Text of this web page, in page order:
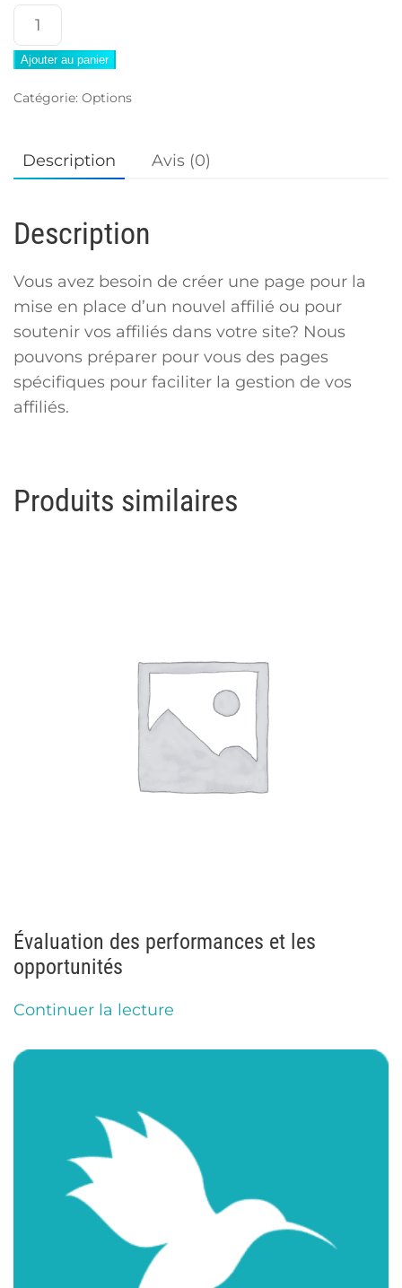
quantité
de
Pages
Web
Ajouter au panier
Catégorie: Options
Description Avis (0)
Description
Vous avez besoin de créer une page pour la
mise en place d’un nouvel affilié ou pour
soutenir vos affiliés dans votre site? Nous
pouvons préparer pour vous des pages
spécifiques pour faciliter la gestion de vos
affiliés.
Produits similaires
Évaluation des performances et les
opportunités
Continuer la lecture